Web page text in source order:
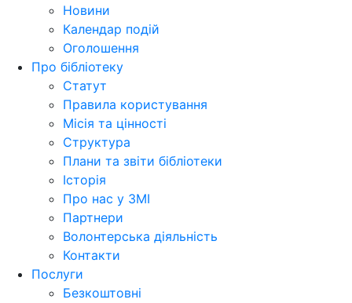
Новини
Календар подій
Оголошення
Про бібліотеку
Статут
Правила користування
Місія та цінності
Структура
Плани та звіти бібліотеки
Історія
Про нас у ЗМІ
Партнери
Волонтерська діяльність
Контакти
Послуги
Безкоштовні